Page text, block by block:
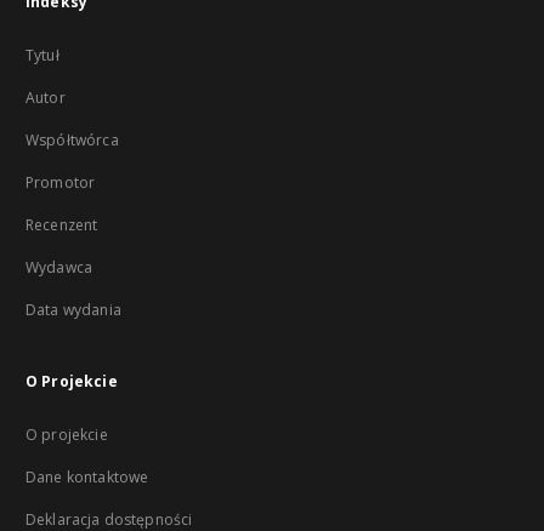
Tytuł
Autor
Współtwórca
Promotor
Recenzent
Wydawca
Data wydania
O Projekcie
O projekcie
Dane kontaktowe
Deklaracja dostępności